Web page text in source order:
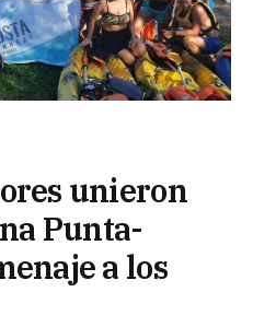
unieron
Punta-
a los